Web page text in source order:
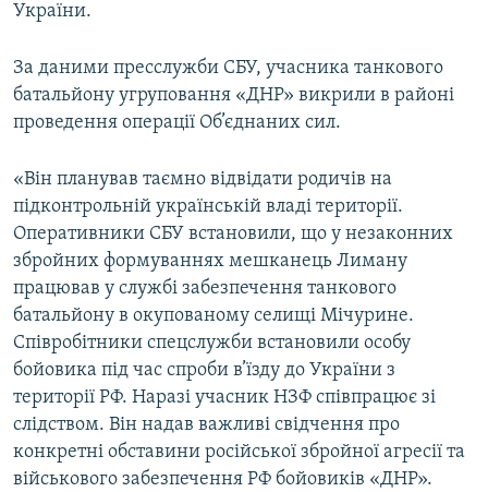
Усі сайти RFE/RL
України.
За даними пресслужби СБУ, учасника танкового
батальйону угруповання «ДНР» викрили в районі
проведення операції Об’єднаних сил.
«Він планував таємно відвідати родичів на
підконтрольній українській владі території.
Оперативники СБУ встановили, що у незаконних
збройних формуваннях мешканець Лиману
працював у службі забезпечення танкового
батальйону в окупованому селищі Мічурине.
Співробітники спецслужби встановили особу
бойовика під час спроби в’їзду до України з
території РФ. Наразі учасник НЗФ співпрацює зі
слідством. Він надав важливі свідчення про
конкретні обставини російської збройної агресії та
військового забезпечення РФ бойовиків «ДНР».